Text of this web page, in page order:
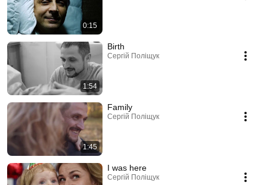
0:15
1:54
Birth
Сергій Поліщук
1:45
Family
Сергій Поліщук
I was here
Сергій Поліщук